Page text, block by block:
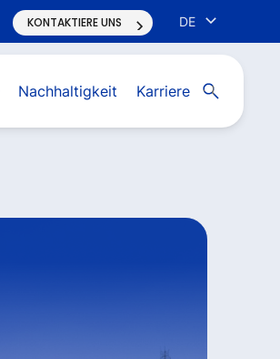
KONTAKTIERE UNS DE
Open search
Nachhaltigkeit Karriere